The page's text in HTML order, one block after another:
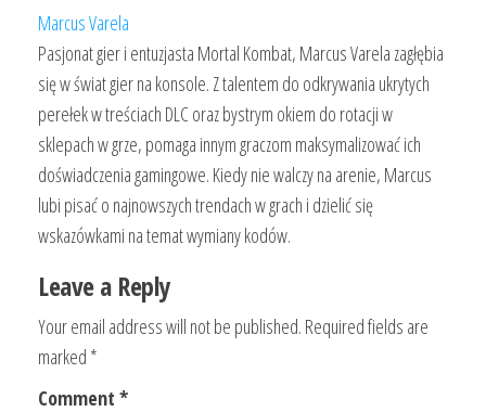
Marcus Varela
Pasjonat gier i entuzjasta Mortal Kombat, Marcus Varela zagłębia
się w świat gier na konsole. Z talentem do odkrywania ukrytych
perełek w treściach DLC oraz bystrym okiem do rotacji w
sklepach w grze, pomaga innym graczom maksymalizować ich
doświadczenia gamingowe. Kiedy nie walczy na arenie, Marcus
lubi pisać o najnowszych trendach w grach i dzielić się
wskazówkami na temat wymiany kodów.
Leave a Reply
Your email address will not be published. Required fields are
marked *
Comment *